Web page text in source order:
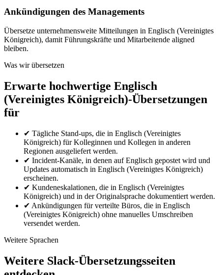
Ankündigungen des Managements
Übersetze unternehmensweite Mitteilungen in Englisch (Vereinigtes
Königreich), damit Führungskräfte und Mitarbeitende aligned
bleiben.
Was wir übersetzen
Erwarte hochwertige Englisch
(Vereinigtes Königreich)-Übersetzungen
für
✔ Tägliche Stand-ups, die in Englisch (Vereinigtes
Königreich) für Kolleginnen und Kollegen in anderen
Regionen ausgeliefert werden.
✔ Incident-Kanäle, in denen auf Englisch gepostet wird und
Updates automatisch in Englisch (Vereinigtes Königreich)
erscheinen.
✔ Kundeneskalationen, die in Englisch (Vereinigtes
Königreich) und in der Originalsprache dokumentiert werden.
✔ Ankündigungen für verteilte Büros, die in Englisch
(Vereinigtes Königreich) ohne manuelles Umschreiben
versendet werden.
Weitere Sprachen
Weitere Slack-Übersetzungsseiten